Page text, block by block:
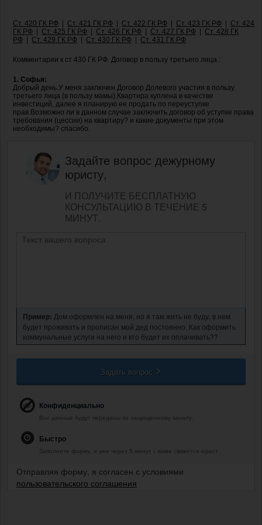
Ст. 420 ГК РФ Ст. 421 ГК РФ Ст. 422 ГК РФ Ст. 423 ГК РФ
Ст. 424
ГК РФ
Ст. 425 ГК РФ Ст. 426 ГК РФ Ст. 427 ГК РФ
Ст. 428 ГК
РФ
Ст. 429 ГК РФ Ст. 430 ГК РФ Ст. 431 ГК РФ
Комментарии к ст 430 ГК РФ. Договор в пользу третьего лица :
1. Софья:
Добрый день.У меня заключен Договор Долевого участия в пользу
третьего лица (в пользу мамы).Квартира куплена в качестве
инвестиций, далее я планирую ее продать по переуступке
прав.Возможно ли в данном случае заключить договор об уступке права
требования (цессии) на квартиру? и какие документы при этом
необходимы? спасибо.
Задайте вопрос дежурному
юристу,
И ПОЛУЧИТЕ БЕСПЛАТНУЮ
КОНСУЛЬТАЦИЮ В ТЕЧЕНИЕ 5
МИНУТ.
Пример: Дом оформлен на меня, но я там жить не буду, в нем
будет проживать и прописан мой дед постоянно. Как оформить
коммунальные услуги на него и кто будет их оплачивать??
Задать вопрос
Конфиденциально
Все данные будут переданы по защищенному каналу.
Быстро
Заполните форму, и уже через 5 минут с вами свяжется юрист.
Отправляя форму, я согласен с условиями
пользовательского соглашения